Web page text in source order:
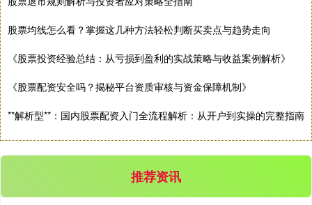
股票均线怎么看？掌握这几种方法轻松判断买卖点与趋势走向
《股票投资经验总结：从亏损到盈利的实战策略与收益案例解析》
《股票配资安全吗？揭秘平台资质审核与资金保障机制》
**解析型**：国内股票配资入门全流程解析：从开户到实操的完整指南
推荐资讯